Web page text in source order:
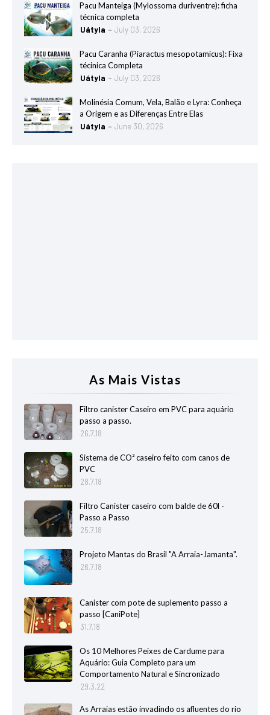
Pacu Manteiga (Mylossoma duriventre): ficha
técnica completa
Uátyla
July 03, 2026
Pacu Caranha (Piaractus mesopotamicus): Fixa
técinica Completa
Uátyla
July 03, 2026
Molinésia Comum, Vela, Balão e Lyra: Conheça
a Origem e as Diferenças Entre Elas
Uátyla
June 30, 2026
As Mais Vistas
Filtro canister Caseiro em PVC para aquário
passo a passo.
26.7.18
Sistema de CO² caseiro feito com canos de
PVC
28.7.18
Filtro Canister caseiro com balde de 60l -
Passo a Passo
25.7.18
Projeto Mantas do Brasil "A Arraia-Jamanta".
26.7.18
Canister com pote de suplemento passo a
passo [CaniPote]
31.7.18
Os 10 Melhores Peixes de Cardume para
Aquário: Guia Completo para um
Comportamento Natural e Sincronizado
29.3.22
As Arraias estão invadindo os afluentes do rio